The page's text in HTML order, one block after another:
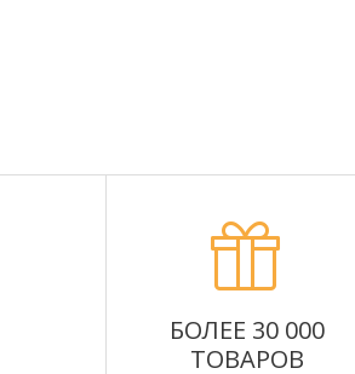
БОЛЕЕ 30 000
ТОВАРОВ